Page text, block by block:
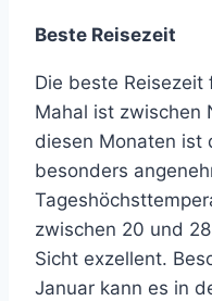
Beste Reisezeit
Die beste Reisezeit
Mahal ist zwischen
diesen Monaten ist
besonders
zwischen 20 und
Sicht exzellent.
Januar kann es in